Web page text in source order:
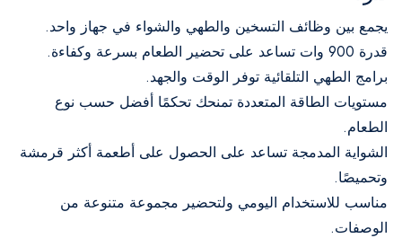
يجمع بين وظائف التسخين والطهي والشواء في جهاز واحد.
قدرة 900 وات تساعد على تحضير الطعام بسرعة وكفاءة.
برامج الطهي التلقائية توفر الوقت والجهد.
مستويات الطاقة المتعددة تمنحك تحكمًا أفضل حسب نوع
الطعام.
الشواية المدمجة تساعد على الحصول على أطعمة أكثر قرمشة
وتحميصًا.
مناسب للاستخدام اليومي ولتحضير مجموعة متنوعة من
الوصفات.